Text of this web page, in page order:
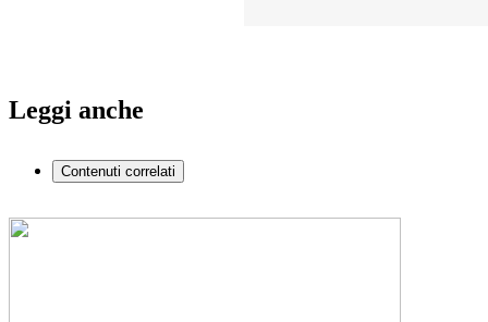
Leggi anche
Contenuti correlati